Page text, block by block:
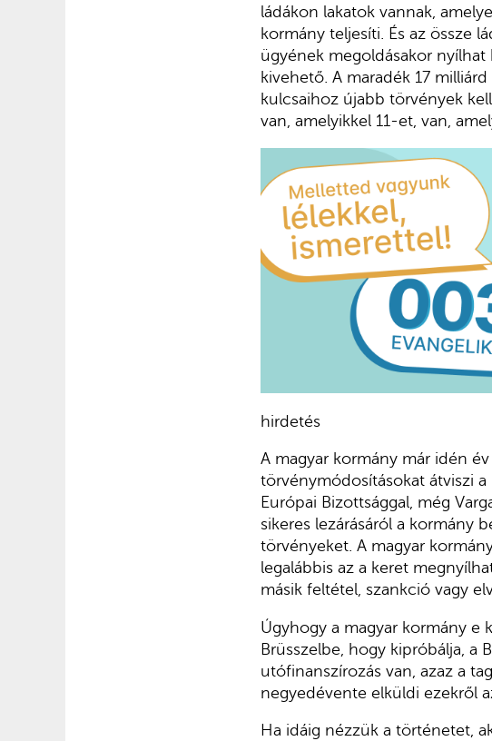
ládákon lakatok vannak,
kormány teljesíti. És az össze
ügyének megoldásakor nyílhat
kivehető. A maradék 17
kulcsaihoz újabb törvények
van, amelyikkel 11-et, van,
hirdetés
A magyar kormány már idén
törvénymódosításokat átviszi
Európai Bizottsággal, még
sikeres lezárásáról a kormány
törvényeket. A magyar
legalábbis az a keret
másik feltétel, szankció vagy
Úgyhogy a magyar kormány
Brüsszelbe, hogy kipróbálja, a
utófinanszírozás van, azaz a
negyedévente elküldi ezekről
Ha idáig nézzük a történetet,